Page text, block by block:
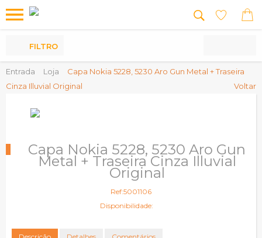
meus
Produtos
Entrada Loja
Capa Nokia 5228, 5230 Aro Gun Metal + Traseira
Cinza Illuvial Original
Voltar
FILTRO
Capa Nokia 5228, 5230 Aro Gun
Metal + Traseira Cinza Illuvial
Original
Ref:5001106
Disponibilidade: